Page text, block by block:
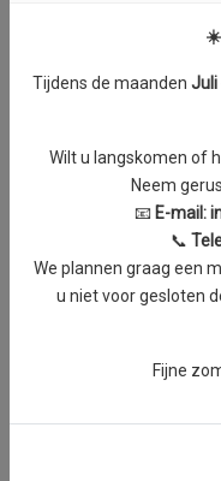
Kilometer
Diesel
Meer informatie
☀️
Tijdens de maanden Juli
Wilt u langskomen of
Neem
📧 E-mail:
📞
We plannen graag een
u niet voor gesloten
Fijne